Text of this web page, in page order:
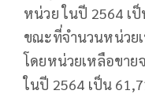
หน่วย ในปี 2564 เ
ขณะที่จำนวนหน่วย
โดยหน่วยเหลือขาย
ในปี 2564 เป็น